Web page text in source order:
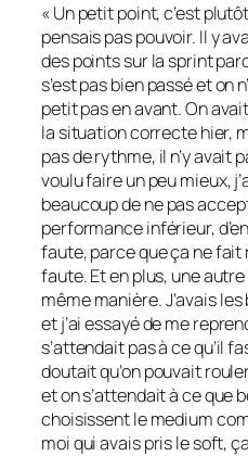
« Un petit point, c’est
pensais pas pouvoir. Il y
des points sur la sprint
s’est pas bien passé et on
petit pas en avant. On
la situation correcte hier,
pas de rythme, il n’y avait
voulu faire un peu mieux,
beaucoup de ne pas
performance inférieur,
faute, parce que ça ne fait
faute. Et en plus, une
même manière. J’avais
et j’ai essayé de me
s’attendait pas à ce qu’il
doutait qu’on pouvait
et on s’attendait à ce que
choisissent le medium
moi qui avais pris le soft,